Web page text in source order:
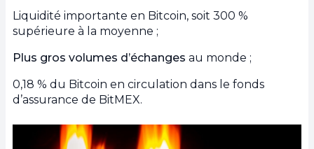
Liquidité importante en Bitcoin, soit 300 %
supérieure à la moyenne ;
Plus gros volumes d’échanges au monde ;
0,18 % du Bitcoin en circulation dans le fonds
d’assurance de BitMEX.